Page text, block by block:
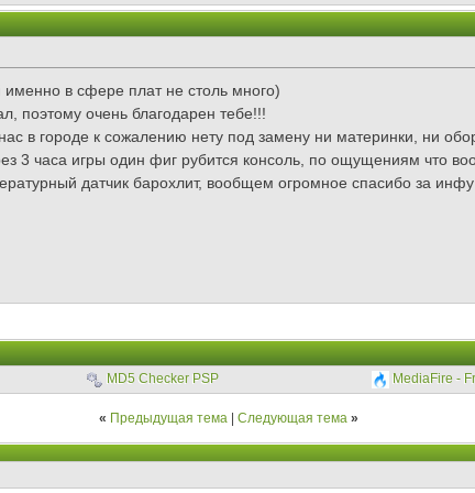
именно в сфере плат не столь много)
поэтому очень благодарен тебе!!!
в городе к сожалению нету под замену ни материнки, ни
3 часа игры один фиг рубится консоль, по ощущениям что
датчик барохлит, вообщем огромное спасибо за
MD5 Checker PSP MediaFire -
« Предыдущая тема Следующая тема »